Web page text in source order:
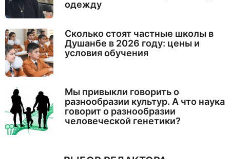
одежду
Сколько стоят частные школы в
Душанбе в 2026 году: цены и
условия обучения
Мы привыкли говорить о
разнообразии культур. А что наука
говорит о разнообразии
человеческой генетики?